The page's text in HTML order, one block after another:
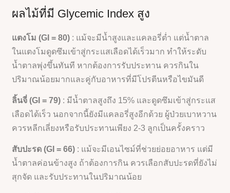
ผลไม้ที่มี Glycemic Index สูง
แตงโม (GI = 80) : แม้จะมีน้ำสูงและแคลอรี่ต่ำ แต่น้ำตาล
ในแตงโมดูดซึมเข้าสู่กระแสเลือดได้เร็วมาก ทำให้ระดับ
น้ำตาลพุ่งขึ้นทันที หากต้องการรับประทาน ควรกินใน
ปริมาณน้อยมากและคู่กับอาหารที่มีโปรตีนหรือไขมันดี
ลิ้นจี่ (GI = 79) : มีน้ำตาลสูงถึง 15% และดูดซึมเข้าสู่กระแส
เลือดได้เร็ว นอกจากนี้ยังมีแคลอรี่สูงอีกด้วย ผู้ป่วยเบาหวาน
ควรหลีกเลี่ยงหรือรับประทานเพียง 2-3 ลูกเป็นครั้งคราว
สับปะรด (GI = 66) : แม้จะมีเอนไซม์ที่ช่วยย่อยอาหาร แต่มี
น้ำตาลค่อนข้างสูง ถ้าต้องการกิน ควรเลือกสับปะรดที่ยังไม่
สุกจัด และรับประทานในปริมาณน้อย